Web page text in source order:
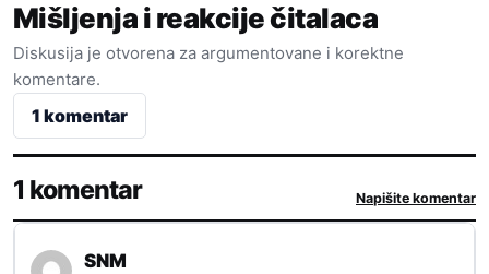
Mišljenja i reakcije čitalaca
Diskusija je otvorena za argumentovane i korektne
komentare.
1 komentar
1 komentar Napišite komentar
SNM